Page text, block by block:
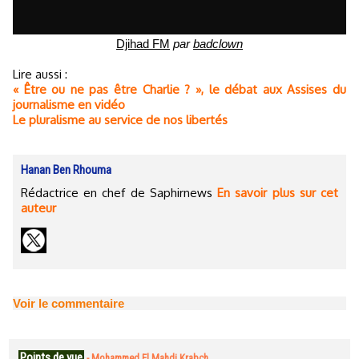
Djihad FM parbadclown
Lire aussi :
« Être ou ne pas être Charlie ? », le débat aux Assises du
journalisme en vidéo
Le pluralisme au service de nos libertés
Hanan Ben Rhouma
Rédactrice en chef de SaphirnewsEn savoir plus sur cet
auteur
Voir le commentaire